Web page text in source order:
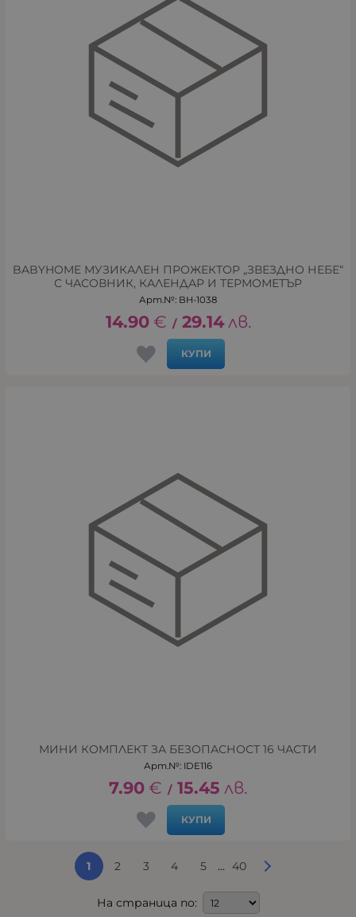
BABYHOME МУЗИКАЛЕН ПРОЖЕКТОР „ЗВЕЗДНО НЕБЕ“
С ЧАСОВНИК, КАЛЕНДАР И ТЕРМОМЕТЪР
Арт.№: BH-1038
14.90 € / 29.14 лв.
КУПИ
МИНИ КОМПЛЕКТ ЗА БЕЗОПАСНОСТ 16 ЧАСТИ
Арт.№: IDE116
7.90 € / 15.45 лв.
КУПИ
1 2 3 4 5 ... 40
На страница по: